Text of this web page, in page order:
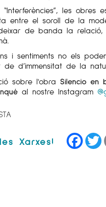
les obres
entre el soroll de la
de banda la
i sentiments no els
d’immensitat de la
sobre l'obraSilencio en
al nostre Instagram